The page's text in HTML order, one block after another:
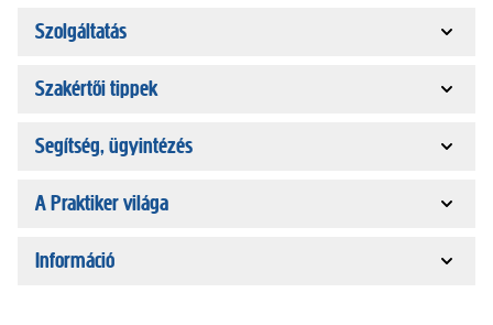
Szolgáltatás
Szakértői tippek
Segítség, ügyintézés
A Praktiker világa
Információ